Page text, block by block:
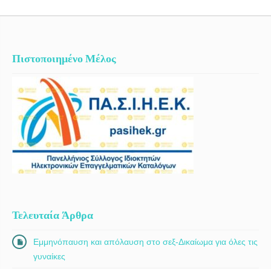
Πιστοποιημένο Μέλος
Τελευταία Άρθρα
Εμμηνόπαυση και απόλαυση στο σεξ-Δικαίωμα για όλες τις
γυναίκες